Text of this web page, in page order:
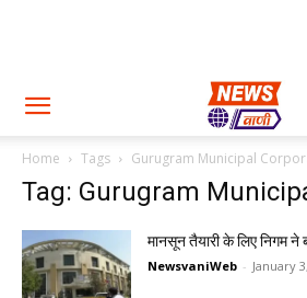
Home Tags Gurugram Municipal
Tag: Gurugram
मानसून तैयारी के लिए निगम ने
NewsvaniWeb - January